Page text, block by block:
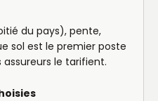
du pays), pente,
sol est le premier poste
le tarifient.